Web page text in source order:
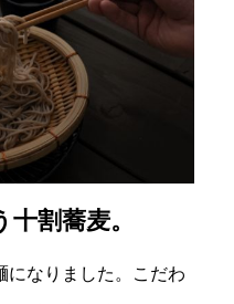
割蕎麦。
になりました。こだわ